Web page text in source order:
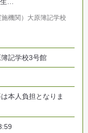
機関）大原簿記学校
記学校3号館
本人負担となりま